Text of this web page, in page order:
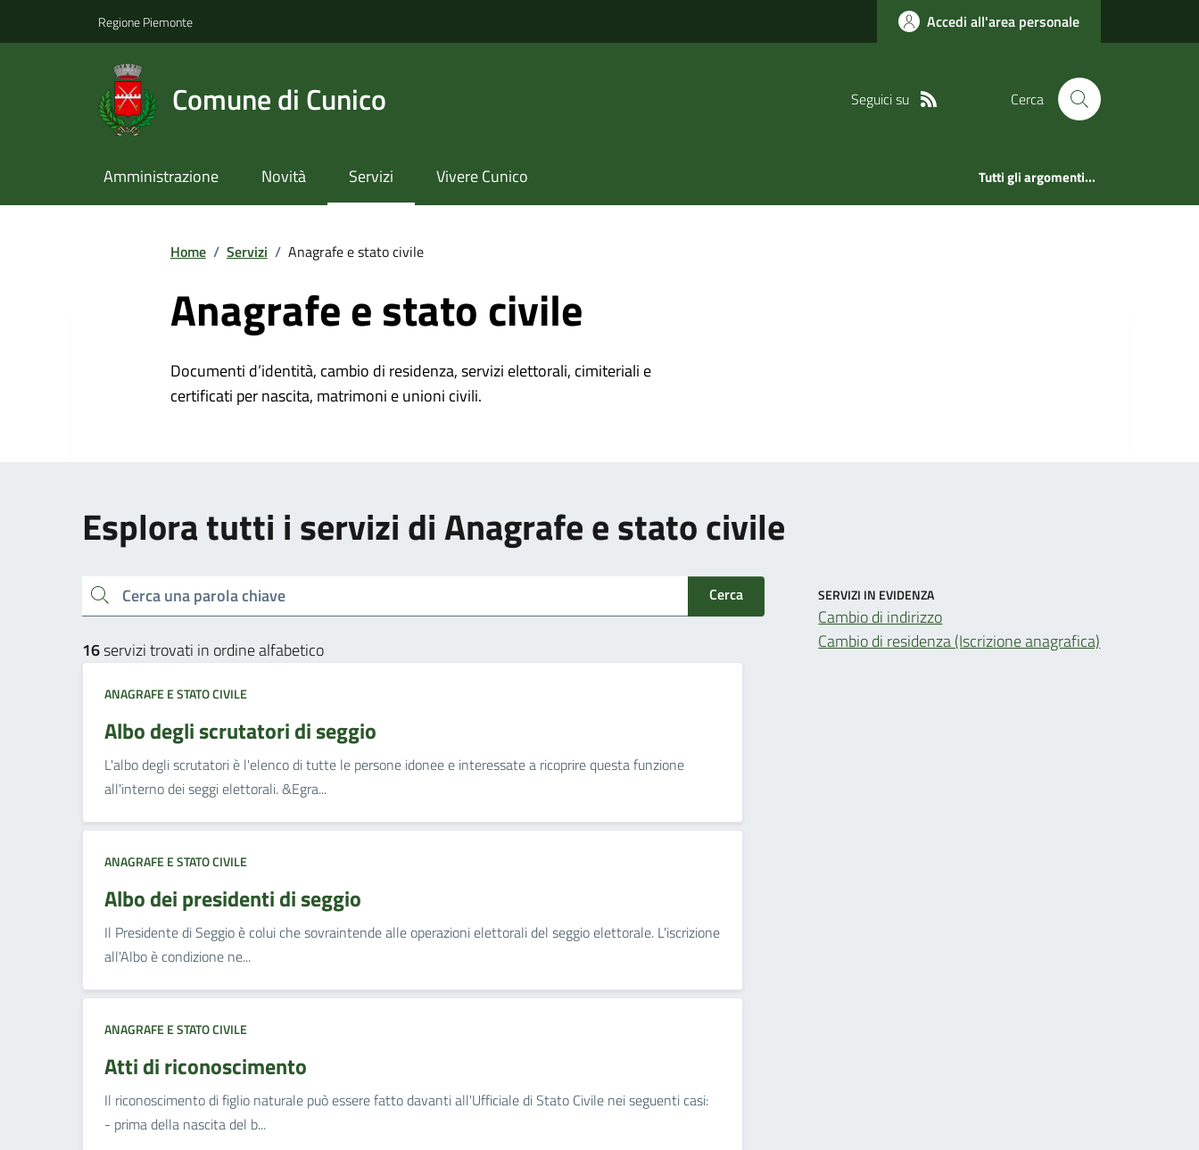
Regione Piemonte Accedi all'area personale
Comune di Cunico Seguici su Cerca
Amministrazione Novità Servizi Vivere Cunico Tutti gli argomenti...
Home / Servizi / Anagrafe e stato civile
Anagrafe e stato civile
Documenti d’identità, cambio di residenza, servizi elettorali, cimiteriali e
certificati per nascita, matrimoni e unioni civili.
Esplora tutti i servizi di Anagrafe e stato civile
Cerca una parola chiave Cerca
16servizi trovati in ordine alfabetico
ANAGRAFE E STATO CIVILE
Albo degli scrutatori di seggio
L'albo degli scrutatori è l'elenco di tutte le persone idonee e interessate a ricoprire questa funzione
all'interno dei seggi elettorali. &Egra...
ANAGRAFE E STATO CIVILE
Albo dei presidenti di seggio
Il Presidente di Seggio è colui che sovraintende alle operazioni elettorali del seggio elettorale. L'iscrizione
all'Albo è condizione ne...
ANAGRAFE E STATO CIVILE
Atti di riconoscimento
Il riconoscimento di figlio naturale può essere fatto davanti all'Ufficiale di Stato Civile nei seguenti casi:
- prima della nascita del b...
SERVIZI IN EVIDENZA
Cambio di indirizzo
Cambio di residenza (Iscrizione anagrafica)